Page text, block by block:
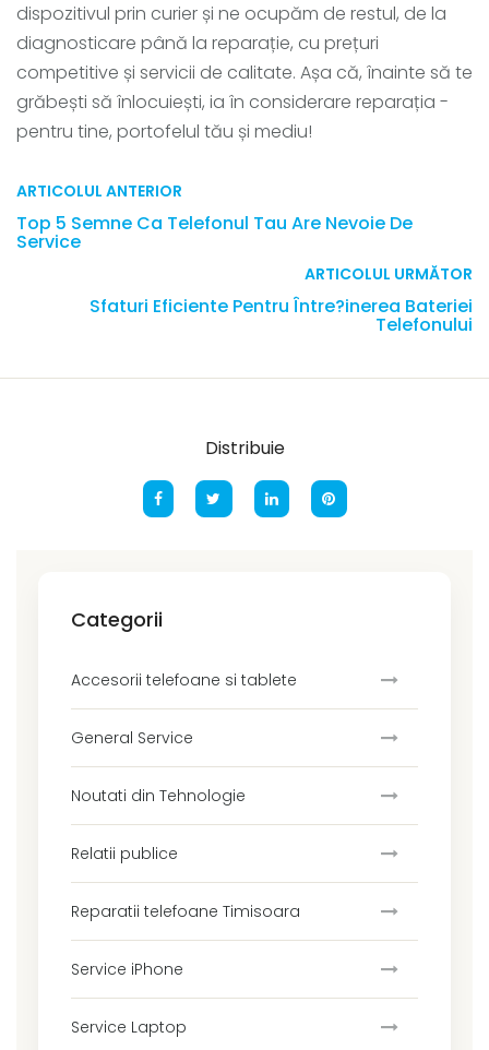
dispozitivul prin curier și ne ocupăm de restul, de la
diagnosticare până la reparație, cu prețuri
competitive și servicii de calitate. Așa că, înainte să te
grăbești să înlocuiești, ia în considerare reparația -
pentru tine, portofelul tău și mediu!
ARTICOLUL ANTERIOR
Top 5 Semne Ca Telefonul Tau Are Nevoie De
Service
ARTICOLUL URMĂTOR
Sfaturi Eficiente Pentru Între?inerea Bateriei
Telefonului
Distribuie
Categorii
Accesorii telefoane si tablete
General Service
Noutati din Tehnologie
Relatii publice
Reparatii telefoane Timisoara
Service iPhone
Service Laptop